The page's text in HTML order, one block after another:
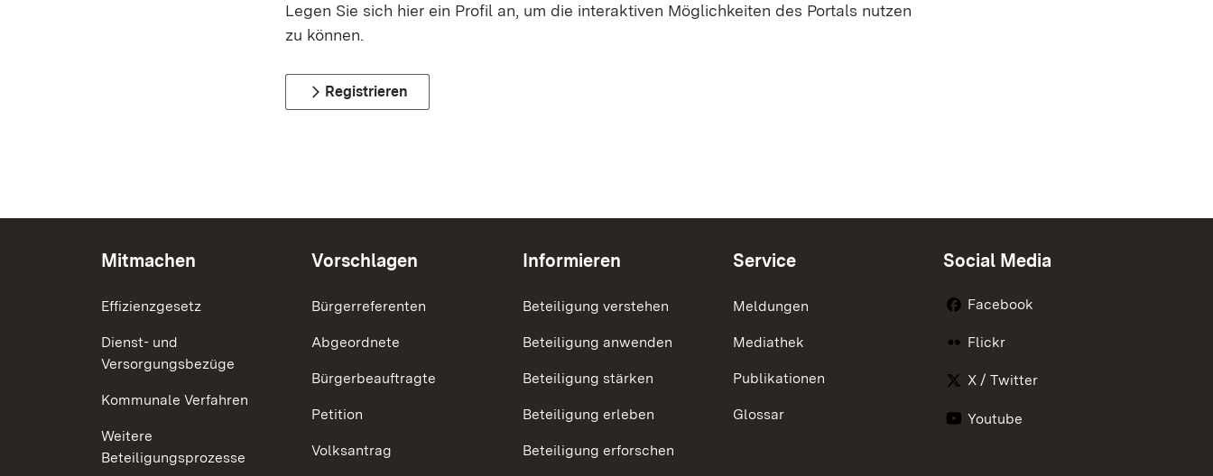
Legen Sie sich hier ein Profil an, um die interaktiven Möglichkeiten des Portals nutzen
zu können.
Registrieren
Mitmachen
Effizienzgesetz
Dienst- und
Versorgungsbezüge
Kommunale Verfahren
Weitere
Beteiligungsprozesse
Vorschlagen
Bürgerreferenten
Abgeordnete
Bürgerbeauftragte
Petition
Volksantrag
Informieren
Beteiligung verstehen
Beteiligung anwenden
Beteiligung stärken
Beteiligung erleben
Beteiligung erforschen
Service
Meldungen
Mediathek
Publikationen
Glossar
Social Media
Facebook
Flickr
X / Twitter
Youtube